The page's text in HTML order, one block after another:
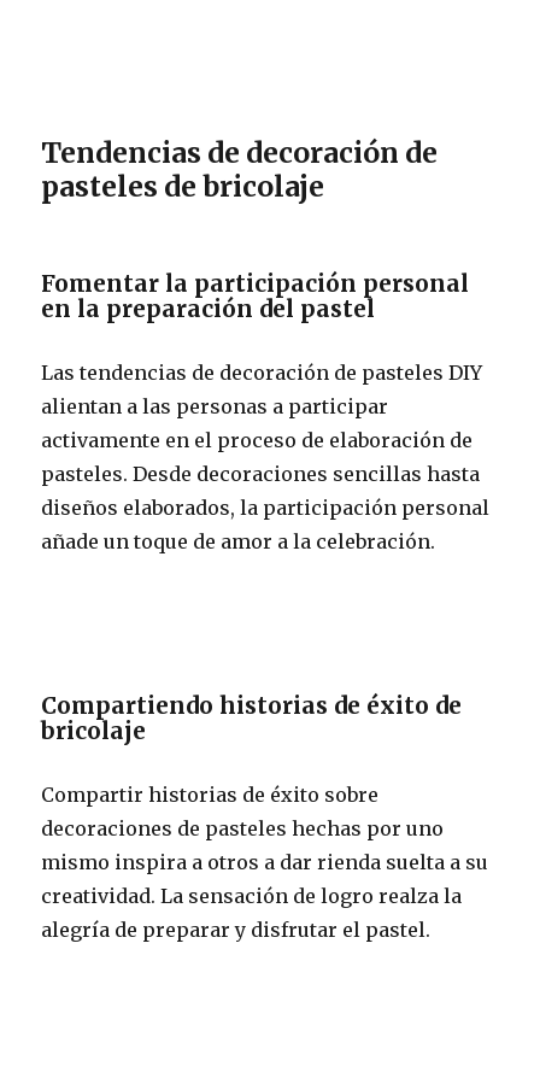
Tendencias de decoración de
pasteles de bricolaje
Fomentar la participación personal
en la preparación del pastel
Las tendencias de decoración de pasteles DIY
alientan a las personas a participar
activamente en el proceso de elaboración de
pasteles. Desde decoraciones sencillas hasta
diseños elaborados, la participación personal
añade un toque de amor a la celebración.
Compartiendo historias de éxito de
bricolaje
Compartir historias de éxito sobre
decoraciones de pasteles hechas por uno
mismo inspira a otros a dar rienda suelta a su
creatividad. La sensación de logro realza la
alegría de preparar y disfrutar el pastel.